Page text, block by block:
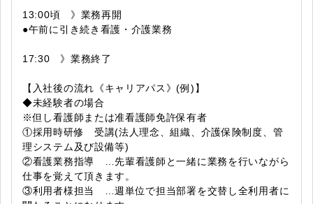
13:00頃 》業務再開
●午前に引き続き看護・介護業務
17:30 》業務終了
【入社後の流れ《キャリアパス》(例)】
◆未経験者の場合
※但し看護師または准看護師免許保有者
①採用時研修 受講(法人理念、組織、介護保険制度、管
理システム及び設備等)
②看護業務指導 …先輩看護師と一緒に業務を行いながら
仕事を覚えて頂きます。
③利用者様担当 …週単位で担当部署を交替し全利用者に